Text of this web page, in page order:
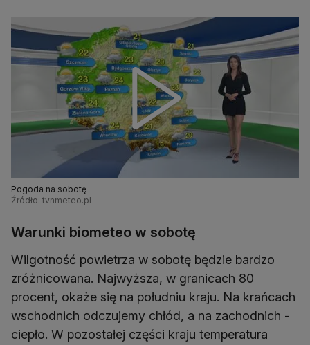
Pogoda na sobotę
Źródło: tvnmeteo.pl
Warunki biometeo w sobotę
Wilgotność powietrza w sobotę będzie bardzo
zróżnicowana. Najwyższa, w granicach 80
procent, okaże się na południu kraju. Na krańcach
wschodnich odczujemy chłód, a na zachodnich -
ciepło. W pozostałej części kraju temperatura